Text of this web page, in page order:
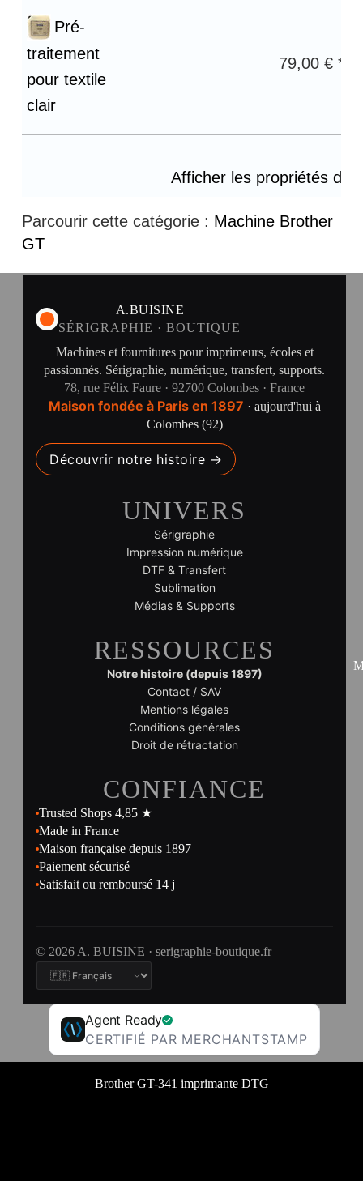
Pré-
traitement
pour textile
clair
79,00 € *
Afficher les propriétés de
Parcourir cette catégorie : Machine Brother
GT
A.BUISINE
SÉRIGRAPHIE · BOUTIQUE
Machines et fournitures pour imprimeurs, écoles et
passionnés. Sérigraphie, numérique, transfert, supports.
78, rue Félix Faure · 92700 Colombes · France
Maison fondée à Paris en 1897 · aujourd'hui à
Colombes (92)
Découvrir notre histoire →
UNIVERS
Sérigraphie
Impression numérique
DTF & Transfert
Sublimation
Médias & Supports
RESSOURCES
Notre histoire (depuis 1897)
Contact / SAV
Mentions légales
Conditions générales
Droit de rétractation
CONFIANCE
Trusted Shops 4,85 ★
Made in France
Maison française depuis 1897
Paiement sécurisé
Satisfait ou remboursé 14 j
© 2026 A. BUISINE · serigraphie-boutique.fr
Agent Ready
CERTIFIÉ PAR MERCHANTSTAMP
Brother GT-341 imprimante DTG